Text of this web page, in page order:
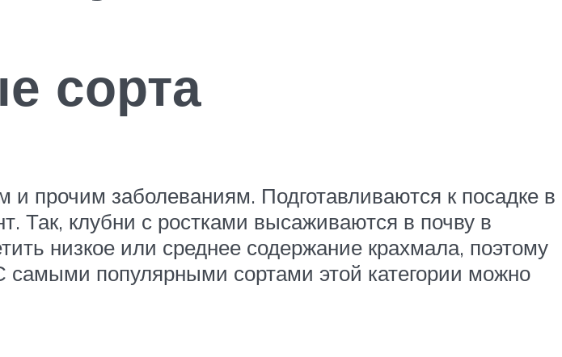
сорта
прочим заболеваниям. Подготавливаются к посадке в
Так, клубни с ростками высаживаются в почву в
низкое или среднее содержание крахмала, поэтому
популярными сортами этой категории можно